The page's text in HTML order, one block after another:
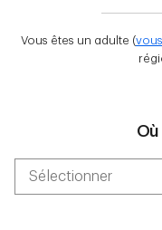
Vous êtes un adulte (